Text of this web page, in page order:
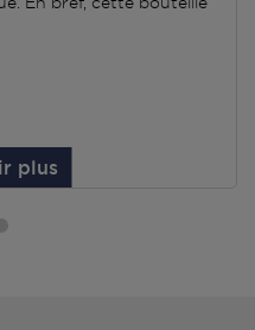
plus